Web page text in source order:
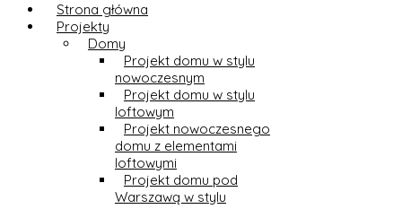
Strona główna
Projekty
Domy
Projekt domu w stylu
nowoczesnym
Projekt domu w stylu
loftowym
Projekt nowoczesnego
domu z elementami
loftowymi
Projekt domu pod
Warszawą w stylu